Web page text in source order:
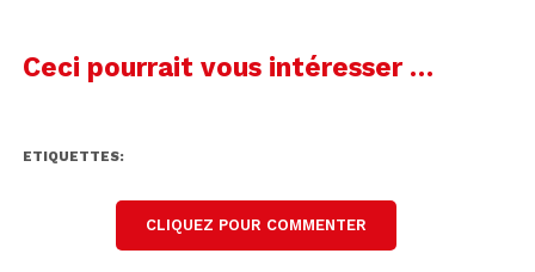
Ceci pourrait vous intéresser …
ETIQUETTES:
CLIQUEZ POUR COMMENTER